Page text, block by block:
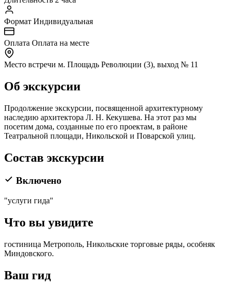
Формат Индивидуальная
Оплата Оплата на месте
Место встречи м. Площадь Революции (3), выход № 11
Об экскурсии
Продолжение экскурсии, посвященной архитектурному
наследию архитектора Л. Н. Кекушева. На этот раз мы
посетим дома, созданные по его проектам, в районе
Театральной площади, Никольской и Поварской улиц.
Состав экскурсии
Включено
"услуги гида"
Что вы увидите
гостиница Метрополь, Никольские торговые ряды, особняк
Миндовского.
Ваш гид